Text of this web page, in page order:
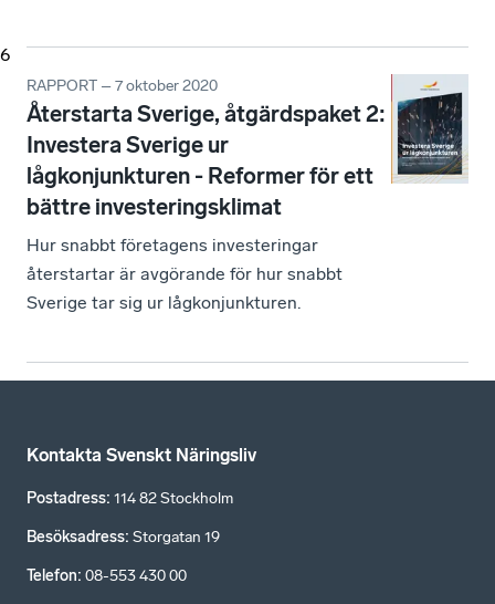
6
RAPPORT – 7 oktober 2020
Återstarta Sverige, åtgärdspaket 2:
Investera Sverige ur
lågkonjunkturen - Reformer för ett
bättre investeringsklimat
Hur snabbt företagens investeringar
återstartar är avgörande för hur snabbt
Sverige tar sig ur lågkonjunkturen.
Kontakta Svenskt Näringsliv
Postadress: 114 82 Stockholm
Besöksadress: Storgatan 19
Telefon: 08-553 430 00